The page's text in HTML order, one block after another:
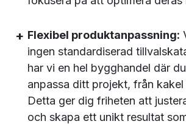
Flexibel produktanpassning:
ingen standardiserad
har vi en hel bygghandel där
anpassa ditt projekt, från
Detta ger dig friheten att
och skapa ett unikt resultat